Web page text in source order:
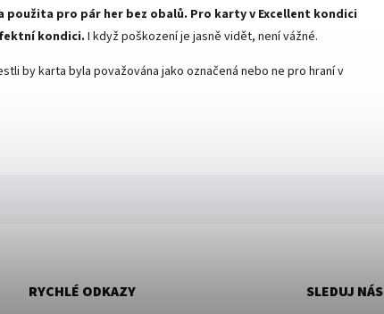
použita pro pár her bez obalů. Pro karty v Excellent kondici
kondici. I když poškození je jasně vidět, není vážné.
by karta byla považována jako označená nebo ne pro hraní v
RYCHLÉ ODKAZY SLEDUJ NÁS